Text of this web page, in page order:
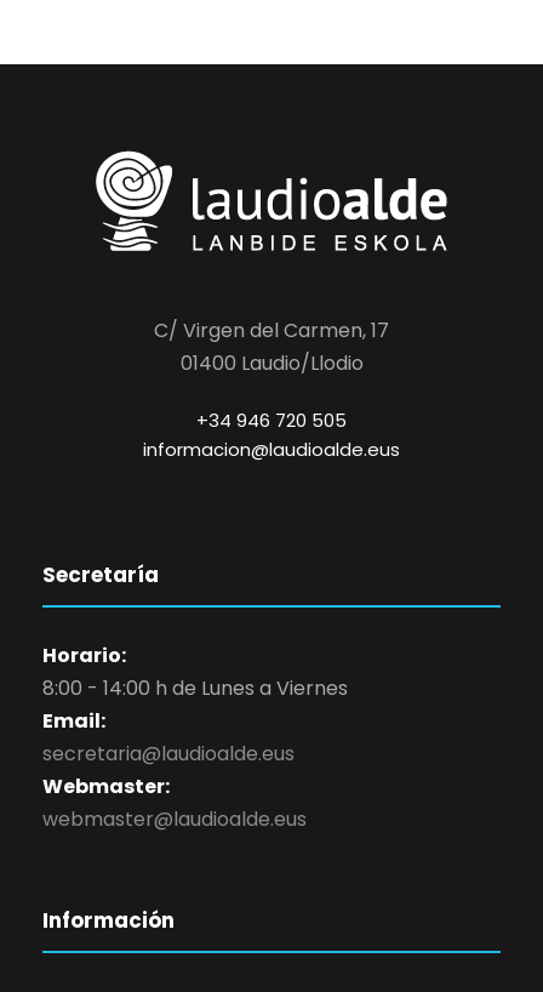
C/ Virgen del Carmen, 17
01400 Laudio/Llodio
+34 946 720 505
informacion@laudioalde.eus
Secretaría
Horario:
8:00 - 14:00 h de Lunes a Viernes
Email:
secretaria@laudioalde.eus
Webmaster:
webmaster@laudioalde.eus
Información